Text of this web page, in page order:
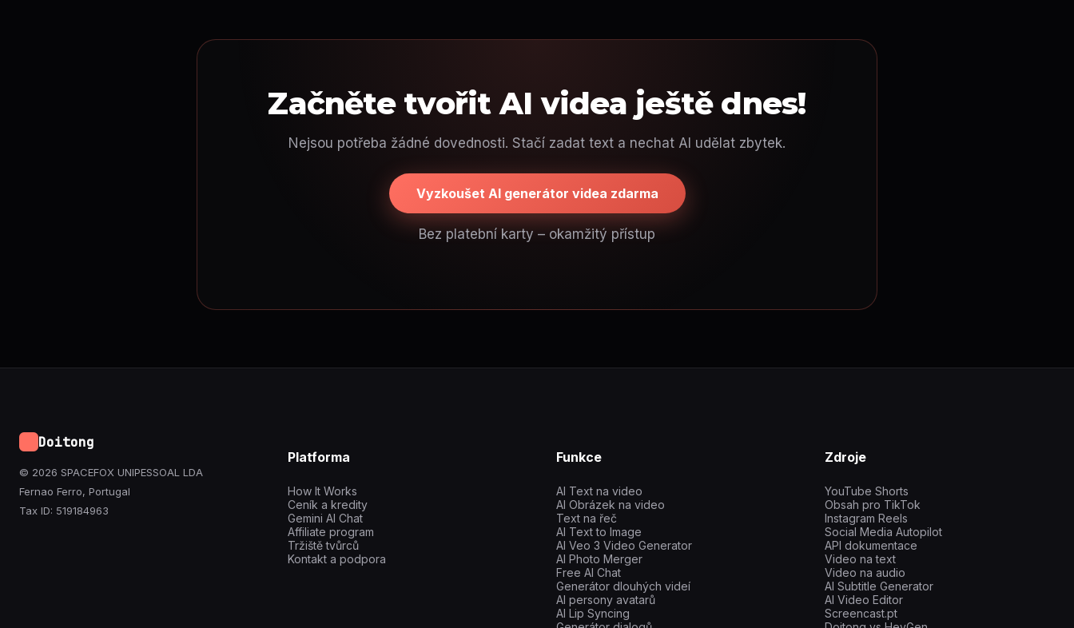
Začněte tvořit AI videa ještě dnes!
Nejsou potřeba žádné dovednosti. Stačí zadat text a nechat AI udělat zbytek.
Vyzkoušet AI generátor videa zdarma
Bez platební karty – okamžitý přístup
Doitong
© 2026 SPACEFOX UNIPESSOAL LDA
Fernao Ferro, Portugal
Tax ID: 519184963
Platforma
How It Works
Ceník a kredity
Gemini AI Chat
Affiliate program
Tržiště tvůrců
Kontakt a podpora
Funkce
AI Text na video
AI Obrázek na video
Text na řeč
AI Text to Image
AI Veo 3 Video Generator
AI Photo Merger
Free AI Chat
Generátor dlouhých videí
AI persony avatarů
AI Lip Syncing
Zdroje
YouTube Shorts
Obsah pro TikTok
Instagram Reels
Social Media Autopilot
API dokumentace
Video na text
Video na audio
AI Subtitle Generator
AI Video Editor
Screencast.pt